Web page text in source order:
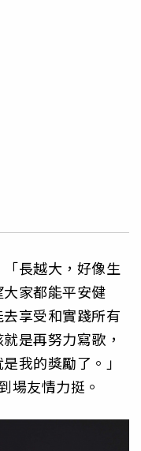
長越大，好像生
家都能平安健
享受和實踐所有
是再努力寫歌，
我的獎勵了。」
場友情力挺。